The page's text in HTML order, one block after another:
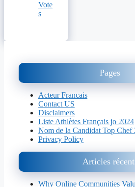
Vote
s
Pages
Acteur Francais
Contact US
Disclaimers
Liste Athlètes Français jo 2024
Nom de la Candidat Top Chef
Privacy Policy
Articles
Why Online Communities